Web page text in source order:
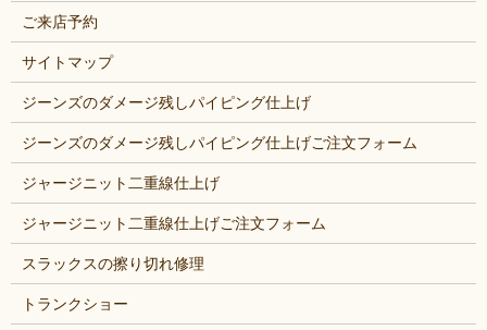
ご来店予約
サイトマップ
ジーンズのダメージ残しパイピング仕上げ
ジーンズのダメージ残しパイピング仕上げご注文フォーム
ジャージニット二重線仕上げ
ジャージニット二重線仕上げご注文フォーム
スラックスの擦り切れ修理
トランクショー